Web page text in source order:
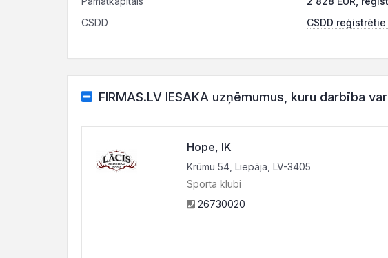
CSDD
CSDD
FIRMAS.LV IESAKA uzņēmumus, kuru darbība
Hope, IK
Krūmu 54, Liepāja, LV-3405
Sporta klubi
26730020